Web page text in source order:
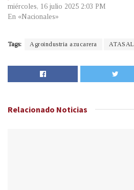
miércoles, 16 julio 2025 2:03 PM
En «Nacionales»
Tags: Agroindustria azucarera ATASAL
Relacionado Noticias